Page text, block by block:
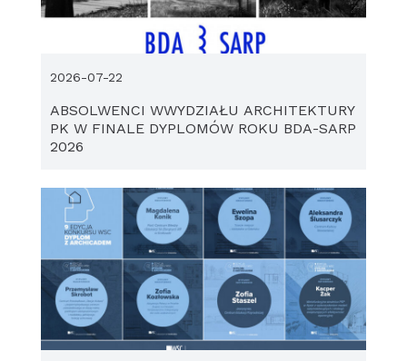
ABSOLWENCI WWYDZIAŁU ARCHITEKTURY
PK W FINALE DYPLOMÓW ROKU BDA-SARP
2026
2026-07-22